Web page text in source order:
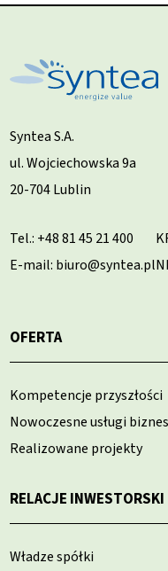
Syntea S.A.
ul. Wojciechowska 9a
20-704 Lublin
Tel.: +48 81 45 21 400
E-mail: biuro@syntea.pl
OFERTA
Kompetencje przyszłości
Nowoczesne usługi
Realizowane projekty
RELACJE INWESTORSKI
Władze spółki